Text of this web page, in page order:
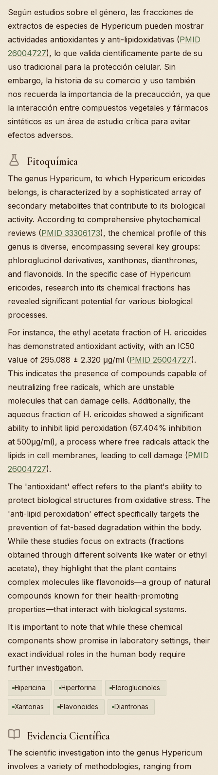
Según estudios sobre el género, las fracciones de
extractos de especies de Hypericum pueden mostrar
actividades antioxidantes y anti-lipidoxidativas (PMID
26004727), lo que valida científicamente parte de su
uso tradicional para la protección celular. Sin
embargo, la historia de su comercio y uso también
nos recuerda la importancia de la precaucción, ya que
la interacción entre compuestos vegetales y fármacos
sintéticos es un área de estudio crítica para evitar
efectos adversos.
Fitoquímica
The genus Hypericum, to which Hypericum ericoides
belongs, is characterized by a sophisticated array of
secondary metabolites that contribute to its biological
activity. According to comprehensive phytochemical
reviews (PMID 33306173), the chemical profile of this
genus is diverse, encompassing several key groups:
phloroglucinol derivatives, xanthones, dianthrones,
and flavonoids. In the specific case of Hypericum
ericoides, research into its chemical fractions has
revealed significant potential for various biological
processes.
For instance, the ethyl acetate fraction of H. ericoides
has demonstrated antioxidant activity, with an IC50
value of 295.088 ± 2.320 μg/ml (PMID 26004727).
This indicates the presence of compounds capable of
neutralizing free radicals, which are unstable
molecules that can damage cells. Additionally, the
aqueous fraction of H. ericoides showed a significant
ability to inhibit lipid peroxidation (67.404% inhibition
at 500μg/ml), a process where free radicals attack the
lipids in cell membranes, leading to cell damage (PMID
26004727).
The 'antioxidant' effect refers to the plant's ability to
protect biological structures from oxidative stress. The
'anti-lipid peroxidation' effect specifically targets the
prevention of fat-based degradation within the body.
While these studies focus on extracts (fractions
obtained through different solvents like water or ethyl
acetate), they highlight that the plant contains
complex molecules like flavonoids—a group of natural
compounds known for their health-promoting
properties—that interact with biological systems.
It is important to note that while these chemical
components show promise in laboratory settings, their
exact individual roles in the human body require
further investigation.
Hipericina Hiperforina Floroglucinoles
Xantonas Flavonoides Diantronas
Evidencia Científica
The scientific investigation into the genus Hypericum
involves a variety of methodologies, ranging from